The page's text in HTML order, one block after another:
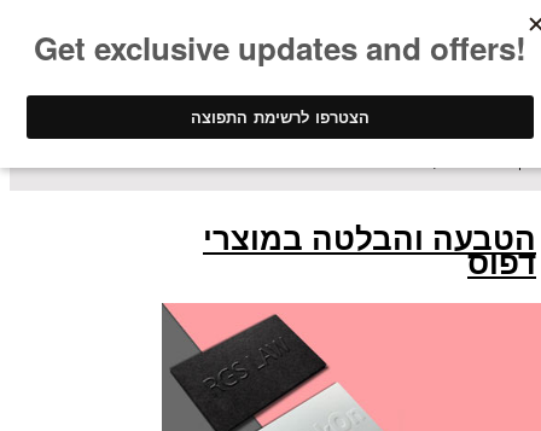
הטבעה והבלטה במוצרי
דפוס